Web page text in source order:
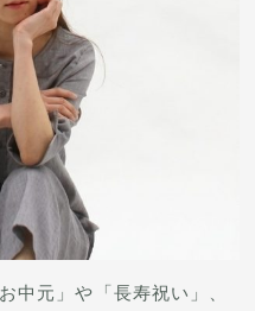
中元」や「長寿祝い」、